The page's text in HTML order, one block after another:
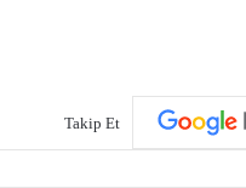
Takip Et